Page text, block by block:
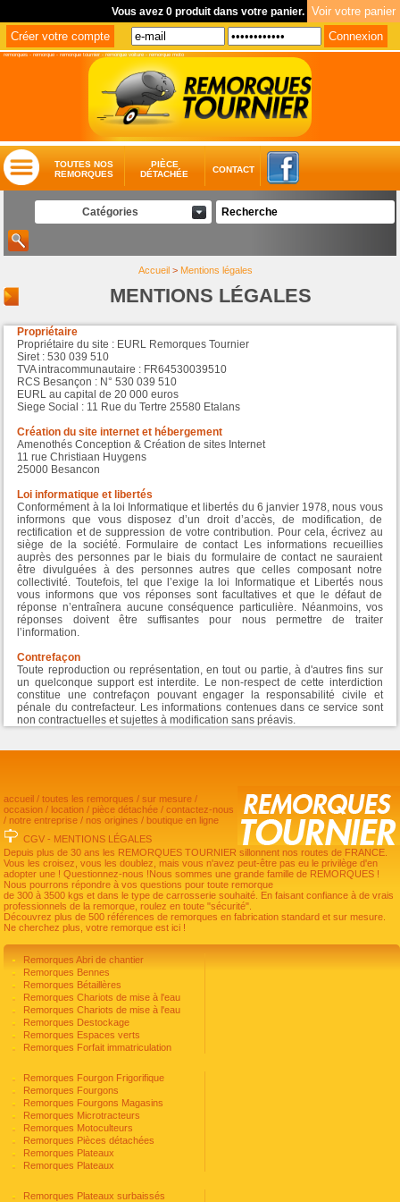
Vous avez 0 produit dans votre panier.
remorques -remorque -remorque tournier -remorque voiture -remorque moto
TOUTES NOS
REMORQUES
PIÈCE
DÉTACHÉE
CONTACT
Catégories
Accueil> Mentions légales
MENTIONS LÉGALES
Propriétaire
Propriétaire du site : EURL Remorques Tournier
Siret : 530 039 510
TVA intracommunautaire : FR64530039510
RCS Besançon : N° 530 039 510
EURL au capital de 20 000 euros
Siege Social : 11 Rue du Tertre 25580 Etalans
Création du site internet et hébergement
Amenothés Conception & Création de sites Internet
11 rue Christiaan Huygens
25000 Besancon
Loi informatique et libertés
Conformément à la loi Informatique et libertés du 6 janvier 1978, nous vous
informons que vous disposez d’un droit d’accès, de modification, de
rectification et de suppression de votre contribution. Pour cela, écrivez au
siège de la société. Formulaire de contact Les informations recueillies
auprès des personnes par le biais du formulaire de contact ne sauraient
être divulguées à des personnes autres que celles composant notre
collectivité. Toutefois, tel que l’exige la loi Informatique et Libertés nous
vous informons que vos réponses sont facultatives et que le défaut de
réponse n’entraînera aucune conséquence particulière. Néanmoins, vos
réponses doivent être suffisantes pour nous permettre de traiter
l’information.
Contrefaçon
Toute reproduction ou représentation, en tout ou partie, à d'autres fins sur
un quelconque support est interdite. Le non-respect de cette interdiction
constitue une contrefaçon pouvant engager la responsabilité civile et
pénale du contrefacteur. Les informations contenues dans ce service sont
non contractuelles et sujettes à modification sans préavis.
accueil /toutes les remorques /sur mesure /
occasion / location / pièce détachée /contactez-nous
/ notre entreprise / nos origines / boutique en ligne
CGV - MENTIONS LÉGALES
Depuis plus de 30 ans les REMORQUES TOURNIER sillonnent nos routes de FRANCE.
Vous les croisez, vous les doublez, mais vous n'avez peut-être pas eu le privilège d'en
adopter une ! Questionnez-nous !Nous sommes une grande famille de REMORQUES !
Nous pourrons répondre à vos questions pour toute remorque
de 300 à 3500 kgs et dans le type de carrosserie souhaité. En faisant confiance à de vrais
professionnels de la remorque, roulez en toute "sécurité".
Découvrez plus de 500 références de remorques en fabrication standard et sur mesure.
Ne cherchez plus, votre remorque est ici !
Remorques Abri de chantier
Remorques Bennes
Remorques Bétaillères
Remorques Chariots de mise à l'eau
Remorques Chariots de mise à l'eau
Remorques Destockage
Remorques Espaces verts
Remorques Forfait immatriculation
Remorques Fourgon Frigorifique
Remorques Fourgons
Remorques Fourgons Magasins
Remorques Microtracteurs
Remorques Motoculteurs
Remorques Pièces détachées
Remorques Plateaux
Remorques Plateaux
Remorques Plateaux surbaissés